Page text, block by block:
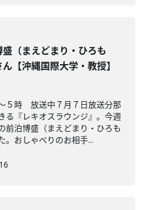
盛（まえどまり・ひろも
ん【沖縄国際大学・教授】
５時 放送中７月７日放送分那
る『レキオスラウンジ』。今週
前泊博盛（まえどまり・ひろも
。おしゃべりのお相手...